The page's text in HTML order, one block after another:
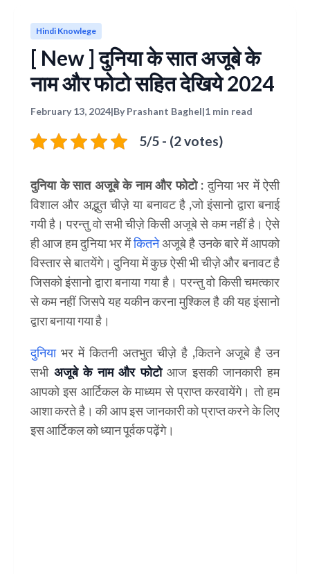
Hindi Knowlege
[ New ] दुनिया के सात अजूबे के
नाम और फोटो सहित देखिये 2024
February 13, 2024|By Prashant Baghel|1 min read
5/5 - (2 votes)
दुनिया के सात अजूबे के नाम और फोटो : दुनिया भर में ऐसी
विशाल और अद्भुत चीज़े या बनावट है ,जो इंसानो द्वारा बनाई
गयी है। परन्तु वो सभी चीज़े किसी अजूबे से कम नहीं है। ऐसे
ही आज हम दुनिया भर मेंकितनेअजूबे है उनके बारे में आपको
विस्तार से बातयेंगे। दुनिया में कुछ ऐसी भी चीज़े और बनावट है
जिसको इंसानो द्वारा बनाया गया है। परन्तु वो किसी चमत्कार
से कम नहीं जिसपे यह यकीन करना मुश्किल है की यह इंसानो
द्वारा बनाया गया है।
दुनियाभर में कितनी अतभुत चीज़े है ,कितने अजूबे है उन
सभी अजूबे के नाम और फोटोआज इसकी जानकारी हम
आपको इस आर्टिकल के माध्यम से प्राप्त करवायेंगे। तो हम
आशा करते है। की आप इस जानकारी को प्राप्त करने के लिए
इस आर्टिकल को ध्यान पूर्वक पढ़ेंगे।